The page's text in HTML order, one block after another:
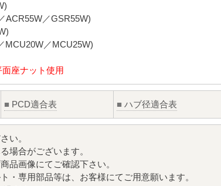
ACR55W／GSR55W)
MCU20W／MCU25W)
座ナット使用
■ PCD適合表 ■ ハブ径適合表
い。
場合がございます。
品画像にてご確認下さい。
専用部品等は、お客様にてご用意願います。